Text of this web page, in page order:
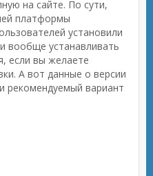
на сайте. По сути,
платформы
установили
вообще устанавливать
если вы желаете
А вот данные о версии
рекомендуемый вариант